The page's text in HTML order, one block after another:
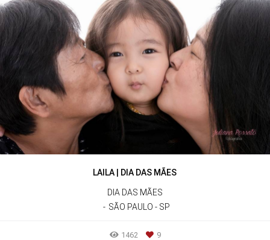
LAILA | DIA DAS MÃES
DIA DAS MÃES
SÃO PAULO - SP
1462 9